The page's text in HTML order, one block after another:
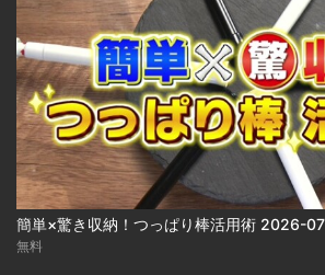
簡単×驚き収納！つっぱり棒活用術 2026-
無料